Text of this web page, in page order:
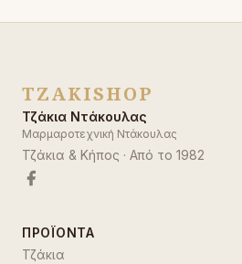
TZAKISHOP
Τζάκια Ντάκουλας
Μαρμαροτεχνική Ντάκουλας
Τζάκια & Κήπος · Από το 1982
ΠΡΟΪΌΝΤΑ
Τζάκια